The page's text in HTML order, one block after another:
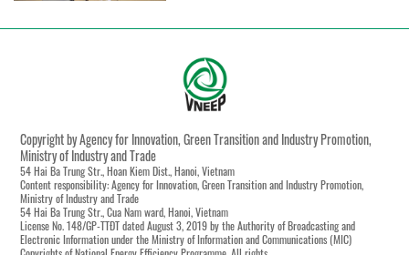
Copyright by Agency for Innovation, Green Transition and Industry Promotion,
Ministry of Industry and Trade
54 Hai Ba Trung Str., Hoan Kiem Dist., Hanoi, Vietnam
Content responsibility: Agency for Innovation, Green Transition and Industry Promotion,
Ministry of Industry and Trade
54 Hai Ba Trung Str., Cua Nam ward, Hanoi, Vietnam
License No. 148/GP-TTĐT dated August 3, 2019 by the Authority of Broadcasting and
Electronic Information under the Ministry of Information and Communications (MIC)